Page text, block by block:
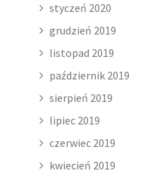
styczeń 2020
grudzień 2019
listopad 2019
październik 2019
sierpień 2019
lipiec 2019
czerwiec 2019
kwiecień 2019